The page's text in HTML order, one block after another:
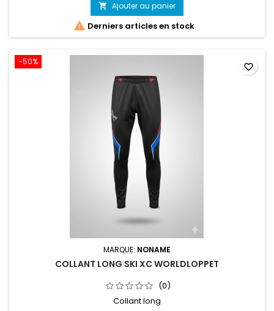
 Ajouter au panier
 Derniers articles en stock
-50%
MARQUE: NONAME
COLLANT LONG SKI XC WORLDLOPPET
(0)
Collant long
favorite_border